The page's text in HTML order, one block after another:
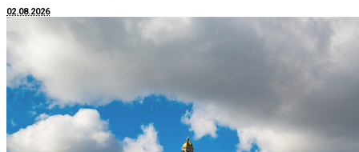
02.08.2026